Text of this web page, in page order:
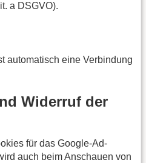
a DSGVO).
automatisch eine Verbindung
Widerruf der
für das Google-Ad-
auch beim Anschauen von